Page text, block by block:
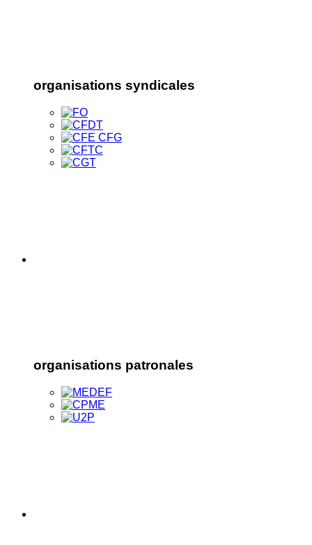
organisations syndicales
organisations patronales